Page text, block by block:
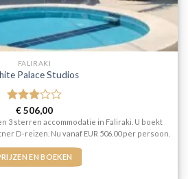
FALIRAKI
Palace Studios
Gewaardeerd
3uit 5
€506,00
3 sterren accommodatie in Faliraki. U boekt
D-reizen. Nu vanaf EUR 506.00 per persoon.
EN BOEKEN